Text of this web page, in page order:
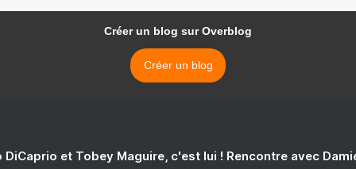
Créer un blog sur Overblog
Créer un blog
DiCaprio et Tobey Maguire, c'est lui ! Rencontre avec